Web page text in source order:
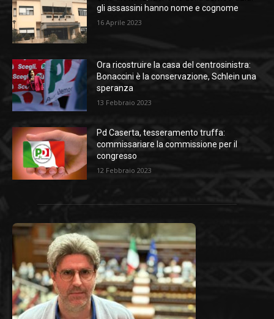
gli assassini hanno nome e cognome
16 Aprile 2023
Ora ricostruire la casa del centrosinistra:
Bonaccini è la conservazione, Schlein una
speranza
13 Febbraio 2023
Pd Caserta, tesseramento truffa:
commissariare la commissione per il
congresso
12 Febbraio 2023